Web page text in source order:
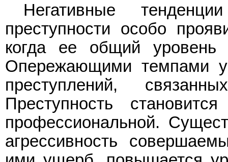
Негативные
преступности особо
когда ее общий
Опережающими темпами
преступлений,
Преступность
профессиональной.
агрессивность